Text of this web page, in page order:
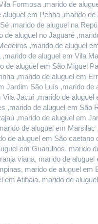
Formosa ,marido de
em Penha ,marido
,marido de aluguel na
aluguel no Jaguaré
,marido de aluguel
de aluguel em Vila
aluguel em São Miguel
,marido de aluguel em
São Luís ,marido
Jacuí ,marido de
de aluguel em São
,marido de aluguel em
de aluguel em
aluguel em São
em Guarulhos, marido
viana, marido de
marido de aluguel
Atibaia, marido de